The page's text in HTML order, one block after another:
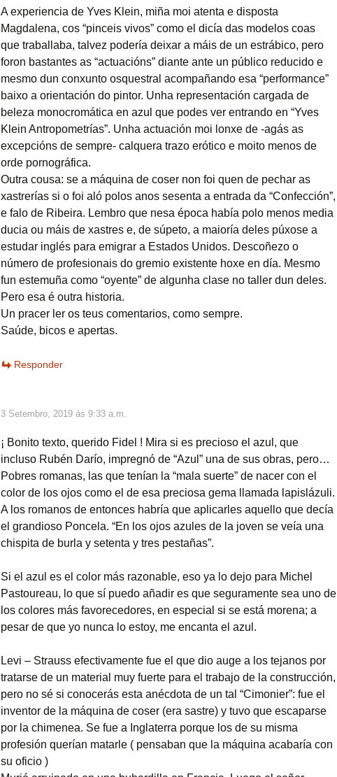
A experiencia de Yves Klein, miña moi atenta e disposta
Magdalena, cos “pinceis vivos” como el dicía das modelos coas
que traballaba, talvez podería deixar a máis de un estrábico, pero
foron bastantes as “actuacións” diante ante un público reducido e
mesmo dun conxunto osquestral acompañando esa “performance”
baixo a orientación do pintor. Unha representación cargada de
beleza monocromática en azul que podes ver entrando en “Yves
Klein Antropometrías”. Unha actuación moi lonxe de -agás as
excepcións de sempre- calquera trazo erótico e moito menos de
orde pornográfica.
Outra cousa: se a máquina de coser non foi quen de pechar as
xastrerías si o foi aló polos anos sesenta a entrada da “Confección”,
e falo de Ribeira. Lembro que nesa época había polo menos media
ducia ou máis de xastres e, de súpeto, a maioría deles púxose a
estudar inglés para emigrar a Estados Unidos. Descoñezo o
número de profesionais do gremio existente hoxe en día. Mesmo
fun estemuña como “oyente” de algunha clase no taller dun deles.
Pero esa é outra historia.
Un pracer ler os teus comentarios, como sempre.
Saúde, bicos e apertas.
Responder
3 Setembro, 2019 ás 9:33 a.m.
¡ Bonito texto, querido Fidel ! Mira si es precioso el azul, que
incluso Rubén Darío, impregnó de “Azul” una de sus obras, pero…
Pobres romanas, las que tenían la “mala suerte” de nacer con el
color de los ojos como el de esa preciosa gema llamada lapislázuli.
A los romanos de entonces habría que aplicarles aquello que decía
el grandioso Poncela. “En los ojos azules de la joven se veía una
chispita de burla y setenta y tres pestañas”.
Si el azul es el color más razonable, eso ya lo dejo para Michel
Pastoureau, lo que sí puedo añadir es que seguramente sea uno de
los colores más favorecedores, en especial si se está morena; a
pesar de que yo nunca lo estoy, me encanta el azul.
Levi – Strauss efectivamente fue el que dio auge a los tejanos por
tratarse de un material muy fuerte para el trabajo de la construcción,
pero no sé si conocerás esta anécdota de un tal “Cimonier”: fue el
inventor de la máquina de coser (era sastre) y tuvo que escaparse
por la chimenea. Se fue a Inglaterra porque los de su misma
profesión querían matarle ( pensaban que la máquina acabaría con
su oficio )